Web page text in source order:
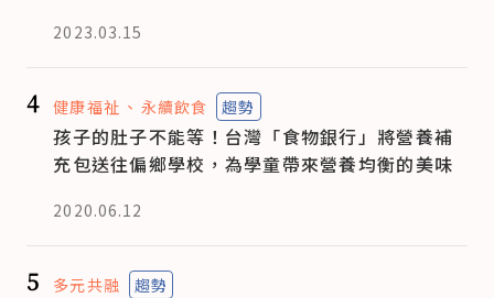
2023.03.15
4 健康福祉 永續飲食 趨勢
孩子的肚子不能等！台灣「食物銀行」將營養補
充包送往偏鄉學校，為學童帶來營養均衡的美味
2020.06.12
5 多元共融 趨勢